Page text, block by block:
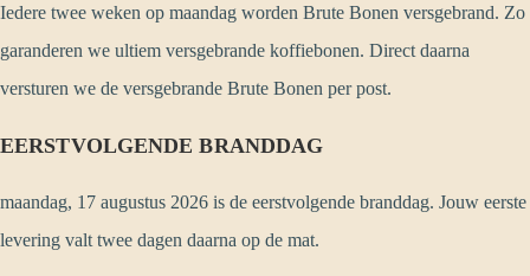
Iedere twee weken op maandag worden Brute Bonen versgebrand. Zo
garanderen we ultiem versgebrande koffiebonen. Direct daarna
versturen we de versgebrande Brute Bonen per post.
EERSTVOLGENDE BRANDDAG
maandag, 17 augustus 2026 is de eerstvolgende branddag. Jouw eerste
levering valt twee dagen daarna op de mat.